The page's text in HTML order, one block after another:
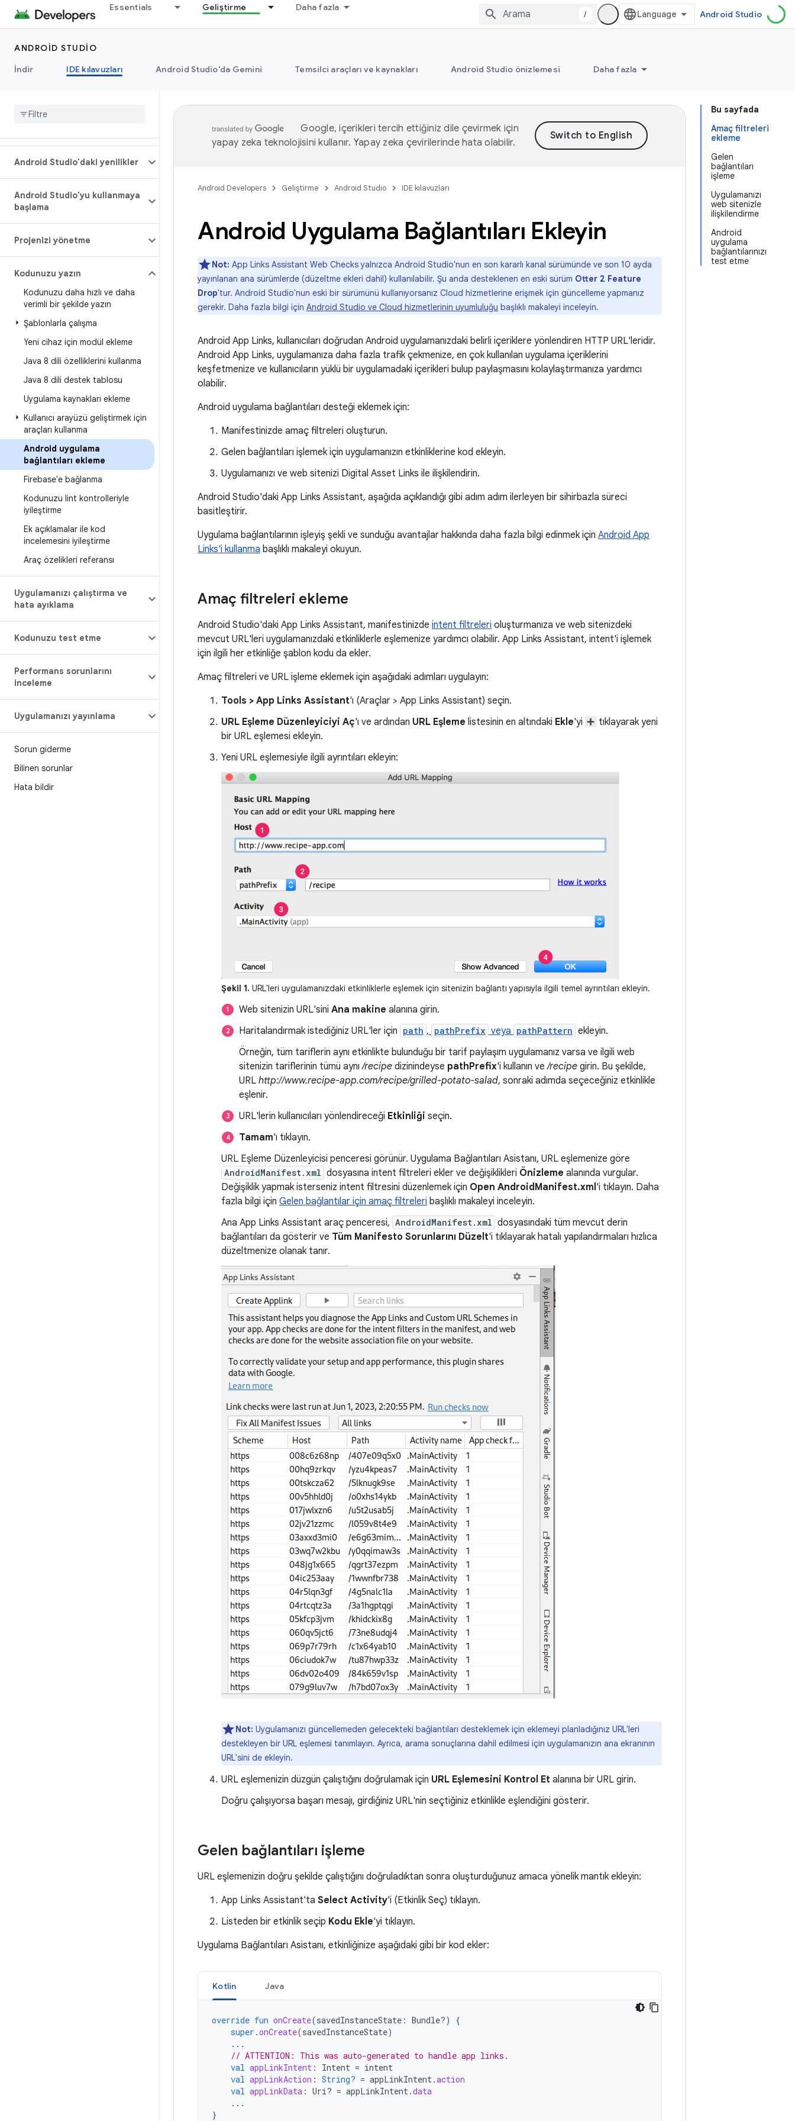
Essentials Geliştirme Daha fazla
/ Android Studio
ANDROID STUDIO
İndir
IDE kılavuzları Android Studio'da Gemini Temsilci araçları ve kaynakları Android Studio önizlemesi Daha fazla
Android Studio'daki yenilikler
Android Studio'yu kullanmaya
başlama
Projenizi yönetme
Kodunuzu yazın
Kodunuzu daha hızlı ve daha
verimli bir şekilde yazın
Şablonlarla çalışma
Yeni cihaz için modül ekleme
Java 8 dili özelliklerini kullanma
Java 8 dili destek tablosu
Uygulama kaynakları ekleme
Kullanıcı arayüzü geliştirmek için
araçları kullanma
Android uygulama
bağlantıları ekleme
Firebase'e bağlanma
Kodunuzu lint kontrolleriyle
iyileştirme
Ek açıklamalar ile kod
incelemesini iyileştirme
Araç özelikleri referansı
Uygulamanızı çalıştırma ve
hata ayıklama
Kodunuzu test etme
Performans sorunlarını
inceleme
Uygulamanızı yayınlama
Sorun giderme
Bilinen sorunlar
Hata bildir
Bu sayfada
Amaç filtreleri
ekleme
Gelen
bağlantıları
işleme
Uygulamanızı
web sitenizle
ilişkilendirme
Android
uygulama
bağlantılarınızı
test etme
Google, içerikleri tercih ettiğiniz dile çevirmek için
yapay zeka teknolojisini kullanır. Yapay zeka çevirilerinde hata olabilir.
Android Developers Geliştirme Android Studio IDE kılavuzları
Android Uygulama Bağlantıları Ekleyin
Not: App Links Assistant Web Checks yalnızca Android Studio'nun en son kararlı kanal sürümünde ve son 10 ayda
yayınlanan ana sürümlerde (düzeltme ekleri dahil) kullanılabilir. Şu anda desteklenen en eski sürüm Otter 2 Feature
Drop'tur. Android Studio'nun eski bir sürümünü kullanıyorsanız Cloud hizmetlerine erişmek için güncelleme yapmanız
gerekir. Daha fazla bilgi için Android Studio ve Cloud hizmetlerinin uyumluluğu başlıklı makaleyi inceleyin.
Android App Links, kullanıcıları doğrudan Android uygulamanızdaki belirli içeriklere yönlendiren HTTP URL'leridir.
Android App Links, uygulamanıza daha fazla trafik çekmenize, en çok kullanılan uygulama içeriklerini
keşfetmenize ve kullanıcıların yüklü bir uygulamadaki içerikleri bulup paylaşmasını kolaylaştırmanıza yardımcı
olabilir.
Android uygulama bağlantıları desteği eklemek için:
Manifestinizde amaç filtreleri oluşturun.
Gelen bağlantıları işlemek için uygulamanızın etkinliklerine kod ekleyin.
Uygulamanızı ve web sitenizi Digital Asset Links ile ilişkilendirin.
Android Studio'daki App Links Assistant, aşağıda açıklandığı gibi adım adım ilerleyen bir sihirbazla süreci
basitleştirir.
Uygulama bağlantılarının işleyiş şekli ve sunduğu avantajlar hakkında daha fazla bilgi edinmek için Android App
Links'i kullanma başlıklı makaleyi okuyun.
Amaç filtreleri ekleme
Android Studio'daki App Links Assistant, manifestinizde intent filtreleri oluşturmanıza ve web sitenizdeki
mevcut URL'leri uygulamanızdaki etkinliklerle eşlemenize yardımcı olabilir. App Links Assistant, intent'i işlemek
için ilgili her etkinliğe şablon kodu da ekler.
Amaç filtreleri ve URL işleme eklemek için aşağıdaki adımları uygulayın:
Tools > App Links Assistant'ı (Araçlar > App Links Assistant) seçin.
URL Eşleme Düzenleyiciyi Aç'ı ve ardından URL Eşleme listesinin en altındaki Ekle'yi
tıklayarak yeni
bir URL eşlemesi ekleyin.
Yeni URL eşlemesiyle ilgili ayrıntıları ekleyin:
Şekil 1. URL'leri uygulamanızdaki etkinliklerle eşlemek için sitenizin bağlantı yapısıyla ilgili temel ayrıntıları ekleyin.
Web sitenizin URL'sini Ana makine alanına girin.
Haritalandırmak istediğiniz URL'ler için path , pathPrefix veya pathPattern ekleyin.
Örneğin, tüm tariflerin aynı etkinlikte bulunduğu bir tarif paylaşım uygulamanız varsa ve ilgili web
sitenizin tariflerinin tümü aynı/recipe dizinindeyse pathPrefix'i kullanın ve/recipe girin. Bu şekilde,
URL http://www.recipe-app.com/recipe/grilled-potato-salad, sonraki adımda seçeceğiniz etkinlikle
eşlenir.
URL'lerin kullanıcıları yönlendireceği Etkinliği seçin.
Tamam'ı tıklayın.
URL Eşleme Düzenleyicisi penceresi görünür. Uygulama Bağlantıları Asistanı, URL eşlemenize göre
AndroidManifest.xml dosyasına intent filtreleri ekler ve değişiklikleri Önizleme alanında vurgular.
Değişiklik yapmak isterseniz intent filtresini düzenlemek için Open AndroidManifest.xml'i tıklayın. Daha
fazla bilgi için Gelen bağlantılar için amaç filtreleri başlıklı makaleyi inceleyin.
Ana App Links Assistant araç penceresi, AndroidManifest.xml dosyasındaki tüm mevcut derin
bağlantıları da gösterir ve Tüm Manifesto Sorunlarını Düzelt'i tıklayarak hatalı yapılandırmaları hızlıca
düzeltmenize olanak tanır.
Not: Uygulamanızı güncellemeden gelecekteki bağlantıları desteklemek için eklemeyi planladığınız URL'leri
destekleyen bir URL eşlemesi tanımlayın. Ayrıca, arama sonuçlarına dahil edilmesi için uygulamanızın ana ekranının
URL'sini de ekleyin.
URL eşlemenizin düzgün çalıştığını doğrulamak için URL Eşlemesini Kontrol Et alanına bir URL girin.
Doğru çalışıyorsa başarı mesajı, girdiğiniz URL'nin seçtiğiniz etkinlikle eşlendiğini gösterir.
Gelen bağlantıları işleme
URL eşlemenizin doğru şekilde çalıştığını doğruladıktan sonra oluşturduğunuz amaca yönelik mantık ekleyin:
App Links Assistant'ta Select Activity'i (Etkinlik Seç) tıklayın.
Listeden bir etkinlik seçip Kodu Ekle'yi tıklayın.
Uygulama Bağlantıları Asistanı, etkinliğinize aşağıdaki gibi bir kod ekler:
Kotlin Java
override fun onCreate(savedInstanceState : Bundle?)
{
super .onCreate(savedInstanceState)
...
// ATTENTION: This was auto-generated to handle app links.
val appLinkIntent : Intent = intent
val appLinkAction : String? = appLinkIntent.action
val appLinkData : Uri? = appLinkIntent.data
...
}